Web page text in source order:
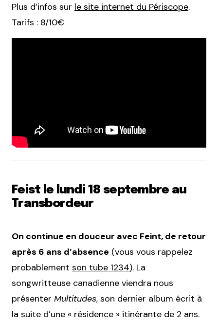
Plus d’infos sur le site internet du Périscope.
Tarifs : 8/10€
Feist le lundi 18 septembre au
Transbordeur
On continue en douceur avec Feint, de retour
après 6 ans d’absence (vous vous rappelez
probablement son tube 1234). La
songwritteuse canadienne viendra nous
présenter Multitudes, son dernier album écrit à
la suite d’une « résidence » itinérante de 2 ans.